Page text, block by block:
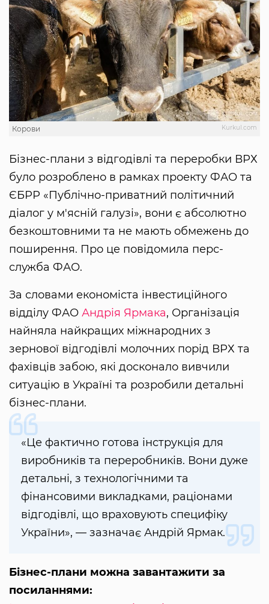
Kurkul.com
Корови
Бізнес-плани з відгодівлі та переробки ВРХ
було розроблено в рамках проекту ФАО та
ЄБРР «Публічно-приватний політичний
діалог у м'ясній галузі», вони є абсолютно
безкоштовними та не мають обмежень до
поширення. Про це повідомила перс-
служба ФАО.
За словами економіста інвестиційного
відділу ФАО Андрія Ярмака, Організація
найняла найкращих міжнародних з
зернової відгодівлі молочних порід ВРХ та
фахівців забою, які досконало вивчили
ситуацію в Україні та розробили детальні
бізнес-плани.
«Це фактично готова інструкція для
виробників та переробників. Вони дуже
детальні, з технологічними та
фінансовими викладками, раціонами
відгодівлі, що враховують специфіку
України», — зазначає Андрій Ярмак.
Бізнес-плани можна завантажити за
посиланнями: